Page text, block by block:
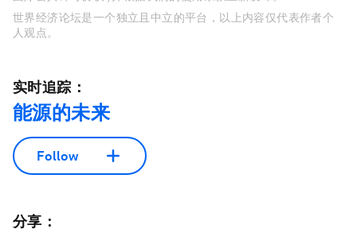
世界经济论坛是一个独立且中立的平台，以上内容仅代表作者个
人观点。
实时追踪：
能源的未来
Follow
分享：